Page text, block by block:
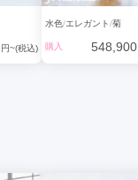
円~(税込)
水色 エレガント 菊
購入 548,900